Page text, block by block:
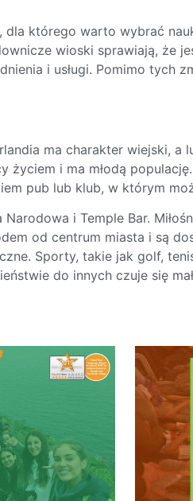
którego warto wybrać
wioski sprawiają, że
i usługi. Pomimo tych
ma charakter wiejski,
i ma młodą
pub lub klub, w którym
i Temple Bar.
od centrum miasta i są
Sporty, takie jak golf,
do innych czuje się